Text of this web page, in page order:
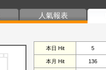
人氣報表
本日 Hit 5
本月 Hit 136